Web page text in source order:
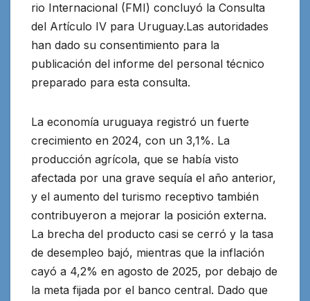
rio Internacional (FMI) concluyó la Consulta
del Artículo IV para Uruguay.Las autoridades
han dado su consentimiento para la
publicación del informe del personal técnico
preparado para esta consulta.
La economía uruguaya registró un fuerte
crecimiento en 2024, con un 3,1%. La
producción agrícola, que se había visto
afectada por una grave sequía el año anterior,
y el aumento del turismo receptivo también
contribuyeron a mejorar la posición externa.
La brecha del producto casi se cerró y la tasa
de desempleo bajó, mientras que la inflación
cayó a 4,2% en agosto de 2025, por debajo de
la meta fijada por el banco central. Dado que